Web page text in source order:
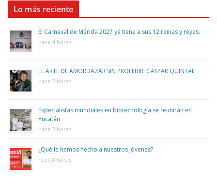
Lo más reciente
El Carnaval de Mérida 2027 ya tiene a sus 12 reinas y reyes.
hace 4 horas
EL ARTE DE AMORDAZAR SIN PROHIBIR: GASPAR QUINTAL
hace 7 horas
Especialistas mundiales en biotecnología se reunirán en
Yucatán
hace 7 horas
¿Qué le hemos hecho a nuestros jóvenes?
hace 8 horas